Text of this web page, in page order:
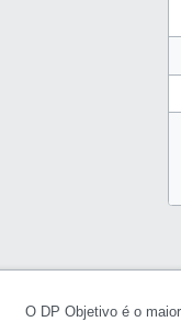
O DP Objetivo é o